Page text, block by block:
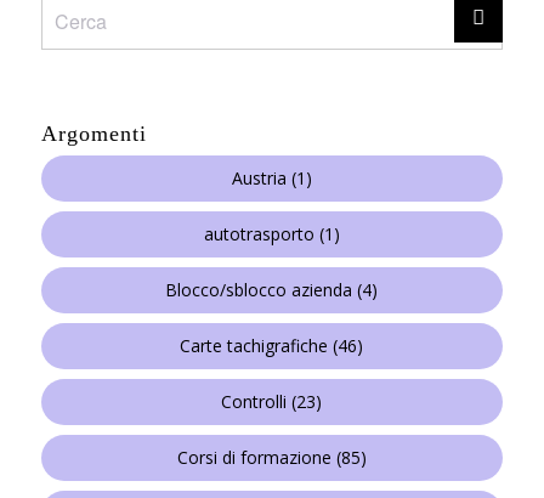
Argomenti
Austria (1)
autotrasporto (1)
Blocco/sblocco azienda (4)
Carte tachigrafiche (46)
Controlli (23)
Corsi di formazione (85)